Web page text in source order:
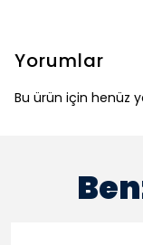
Yorumlar
Bu ürün için henüz